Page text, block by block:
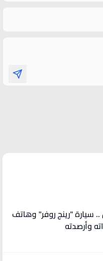
"أغنى متسول" في فلسطين .. سيارة "رينج روفر" وهاتف
وأرصدته